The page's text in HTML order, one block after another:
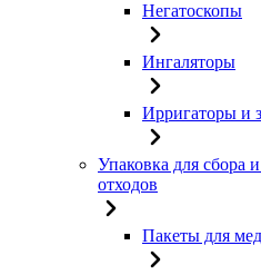
Негатоскопы
Ингаляторы
Ирригаторы и
Упаковка для сбора
отходов
Пакеты для